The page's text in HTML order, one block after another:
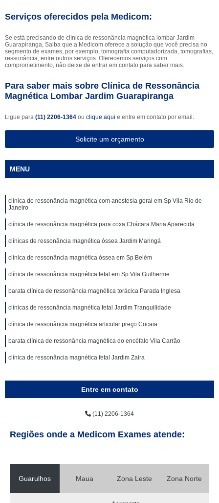
Serviços oferecidos pela Medicom:
Se está precisando de clínica de ressonância magnética lombar Jardim
Guarapiranga, Saiba que a Medicom oferece a solução que você precisa no
segmento de exames, por exemplo, tomografia computadorizada, tomografias,
ressonância, entre outros serviços. Oferecemos serviços com
comprometimento, não deixe de entrar em contato para saber mais.
Para saber mais sobre Clínica de Ressonância
Magnética Lombar Jardim Guarapiranga
Ligue para (11) 2206-1364 ou clique aqui e entre em contato por email.
Solicite um orçamento
MENU
clínica de ressonância magnética com anestesia geral em Sp Vila Rio de
Janeiro
clínica de ressonância magnética para coxa Chácara Maria Aparecida
clínicas de ressonância magnética óssea Jardim Maringá
clínica de ressonância magnética óssea em Sp Belém
clínica de ressonância magnética fetal em Sp Vila Guilherme
barata clínica de ressonância magnética torácica Parada Inglesa
clínicas de ressonância magnética fetal Jardim Tranquilidade
clínica de ressonância magnética articular preço Cocaia
barata clínica de ressonância magnética do encéfalo Vila Carrão
clínica de ressonância magnética fetal Jardim Zaira
Entre em contato
(11) 2206-1364
Regiões onde a Medicom Exames atende:
Guarulhos Maua Zona Leste Zona Norte